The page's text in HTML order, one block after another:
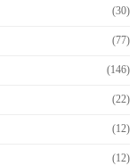
(30)
(77)
(146)
(22)
(12)
(12)